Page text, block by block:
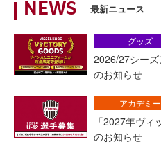
NEWS 最新ニュース
2026/27シー
のお知らせ
グッズ
「2027年ヴィ
のお知らせ
アカデミー